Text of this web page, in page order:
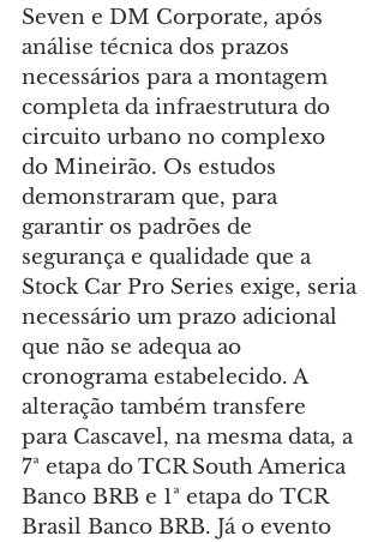
Seven e DM Corporate, após
análise técnica dos prazos
necessários para a montagem
completa da infraestrutura do
circuito urbano no complexo
do Mineirão. Os estudos
demonstraram que, para
garantir os padrões de
segurança e qualidade que a
Stock Car Pro Series exige, seria
necessário um prazo adicional
que não se adequa ao
cronograma estabelecido. A
alteração também transfere
para Cascavel, na mesma data, a
7ª etapa do TCR South America
Banco BRB e 1ª etapa do TCR
Brasil Banco BRB. Já o evento